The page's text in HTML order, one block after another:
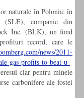
naturale în Polonia: în
(SLE), companie din
Inc. (BLK), un fond
record, care le
news/2011-
gas-profits-to-beat-u-
clar pentru minele
carbonifere ale fostei